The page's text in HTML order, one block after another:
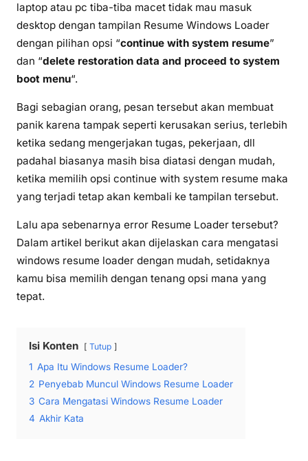
laptop atau pc tiba-tiba macet tidak mau masuk
desktop dengan tampilan Resume Windows Loader
dengan pilihan opsi “continue with system resume”
dan “delete restoration data and proceed to system
boot menu“.
Bagi sebagian orang, pesan tersebut akan membuat
panik karena tampak seperti kerusakan serius, terlebih
ketika sedang mengerjakan tugas, pekerjaan, dll
padahal biasanya masih bisa diatasi dengan mudah,
ketika memilih opsi continue with system resume maka
yang terjadi tetap akan kembali ke tampilan tersebut.
Lalu apa sebenarnya error Resume Loader tersebut?
Dalam artikel berikut akan dijelaskan cara mengatasi
windows resume loader dengan mudah, setidaknya
kamu bisa memilih dengan tenang opsi mana yang
tepat.
Isi Konten Tutup
1 Apa Itu Windows Resume Loader?
2 Penyebab Muncul Windows Resume Loader
3 Cara Mengatasi Windows Resume Loader
4 Akhir Kata